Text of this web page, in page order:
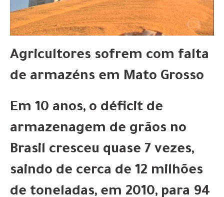
Agricultores sofrem com falta
de armazéns em Mato Grosso
Em 10 anos, o déficit de
armazenagem de grãos no
Brasil cresceu quase 7 vezes,
saindo de cerca de 12 milhões
de toneladas, em 2010, para 94